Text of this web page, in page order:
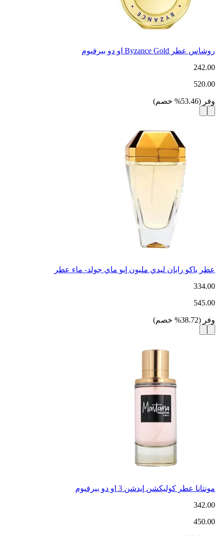
روشاس عطر Byzance Gold او دو بيرفيوم
242.00
520.00
وفر (
53.46
% خصم)
عطر باكو رابان ليدي مليون إيو ماي جولد- ماء عطر
334.00
545.00
وفر (
38.72
% خصم)
مونتانا عطر كوليكشن إيدشن 3 او دو بيرفيوم
342.00
450.00